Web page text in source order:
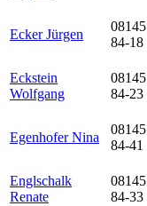
Ecker Jürgen
08145
84-18
Eckstein
Wolfgang
08145
84-23
Egenhofer Nina
08145
84-41
Englschalk
Renate
08145
84-33